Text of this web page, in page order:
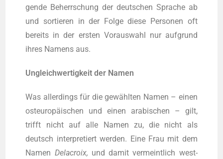
gen­de Beherr­schung der deut­schen Spra­che ab
und sor­tie­ren in der Fol­ge die­se Per­so­nen oft
bereits in der ers­ten Vor­auswahl nur auf­grund
ihres Namens aus.
Ungleich­wer­tig­keit der Namen
Was aller­dings für die gewähl­ten Namen – einen
ost­eu­ro­päi­schen und einen ara­bi­schen – gilt,
trifft nicht auf alle Namen zu, die nicht als
deutsch inter­pre­tiert wer­den. Eine Frau mit dem
Namen Delacroix, und damit ver­meint­lich west­